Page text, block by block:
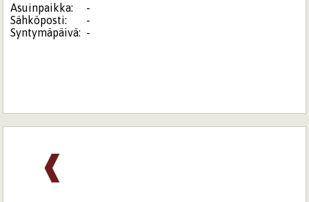
Asuinpaikka:
-
Sähköposti:
-
Syntymäpäivä: -
❰